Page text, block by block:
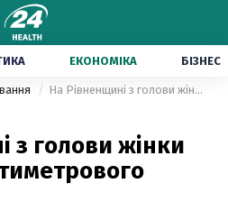
ЕКОНОМІКА БІЗНЕС
На Рівненщині з голови жінки дістали 9-сантиметрового гельмінта
з голови жінки